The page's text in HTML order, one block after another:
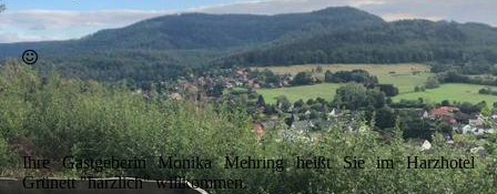
Ihre Gastgeberin Monika Mehring heißt Sie im Harzhotel
Grünett "harzlich" willkommen.